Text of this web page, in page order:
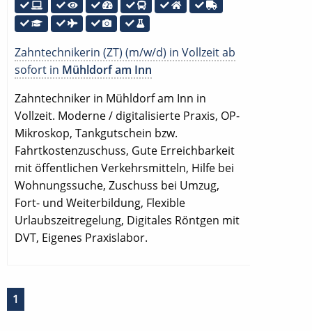
Zahntechnikerin (ZT) (m/w/d) in Vollzeit ab
sofort in Mühldorf am Inn
Zahntechniker in Mühldorf am Inn in
Vollzeit. Moderne / digitalisierte Praxis, OP-
Mikroskop, Tankgutschein bzw.
Fahrtkostenzuschuss, Gute Erreichbarkeit
mit öffentlichen Verkehrsmitteln, Hilfe bei
Wohnungssuche, Zuschuss bei Umzug,
Fort- und Weiterbildung, Flexible
Urlaubszeitregelung, Digitales Röntgen mit
DVT, Eigenes Praxislabor.
1